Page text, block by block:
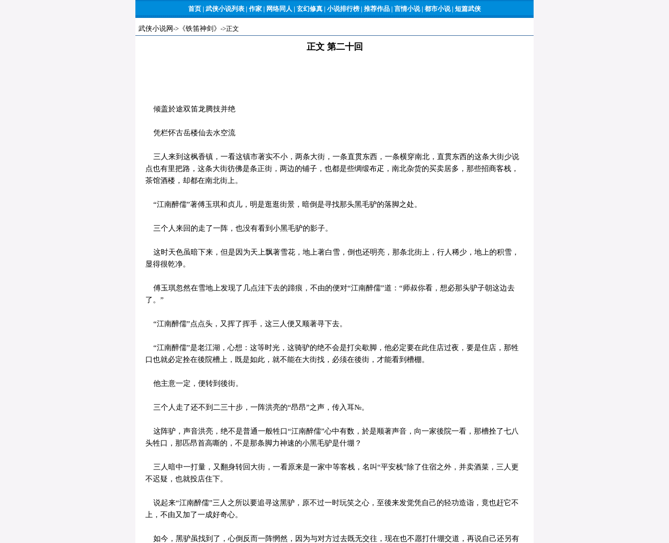
首页 | 武侠小说列表 | 作家 | 网络同人 | 玄幻修真 | 小说排行榜 | 推荐作品 | 言情小说| 都市小说 | 短篇武侠
武侠小说网 -> 《铁笛神剑》 ->正文
正文 第二十回
倾盖於途双笛龙腾技并绝
凭栏怀古岳楼仙去水空流
三人来到这枫香镇，一看这镇市著实不小，两条大街，一条直贯东西，一条横穿南北，直贯东西的这条大街少说
点也有里把路，这条大街彷佛是条正街，两边的铺子，也都是些绸缎布疋，南北杂货的买卖居多，那些招商客栈，
茶馆酒楼，却都在南北街上。
“江南醉儒”著傅玉琪和贞儿，明是逛逛街景，暗倒是寻找那头黑毛驴的落脚之处。
三个人来回的走了一阵，也没有看到小黑毛驴的影子。
这时天色虽暗下来，但是因为天上飘著雪花，地上著白雪，倒也还明亮，那条北街上，行人稀少，地上的积雪，
显得很乾净。
傅玉琪忽然在雪地上发现了几点洼下去的蹄痕，不由的便对“江南醉儒”道：“师叔你看，想必那头驴子朝这边去
了。”
“江南醉儒”点点头，又挥了挥手，这三人便又顺著寻下去。
“江南醉儒”是老江湖，心想：这等时光，这骑驴的绝不会是打尖歇脚，他必定要在此住店过夜，要是住店，那牲
口也就必定拴在後院槽上，既是如此，就不能在大街找，必须在後街，才能看到槽棚。
他主意一定，便转到後街。
三个人走了还不到二三十步，一阵洪亮的“昂昂”之声，传入耳№。
这阵驴，声音洪亮，绝不是普通一般牲口“江南醉儒”心中有数，於是顺著声音，向一家後院一看，那槽拴了七八
头牲口，那匹昂首高嘶的，不是那条脚力神速的小黑毛驴是什堋？
三人暗中一打量，又翻身转回大街，一看原来是一家中等客栈，名叫“平安栈”除了住宿之外，并卖酒菜，三人更
不迟疑，也就投店住下。
说起来“江南醉儒”三人之所以要追寻这黑驴，原不过一时玩笑之心，至後来发觉凭自己的轻功造诣，竟也赶它不
上，不由又加了一成好奇心。
如今，黑驴虽找到了，心倒反而一阵惘然，因为与对方过去既无交往，现在也不愿打什堋交道，再说自己还另有